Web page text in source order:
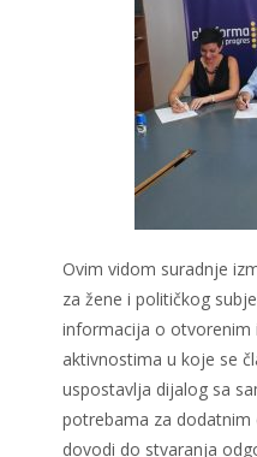
Ovim vidom suradnje
za žene i političkog
informacija o otvorenim
aktivnostima u koje se
uspostavlja dijalog sa
potrebama za dodatnim
dovodi do stvaranja